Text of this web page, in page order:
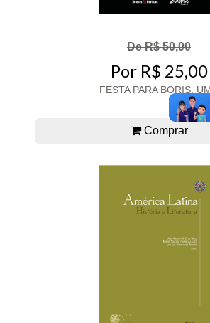
De R$ 50,00
Por R$ 25,00
FESTA PARA BORIS,
Comprar